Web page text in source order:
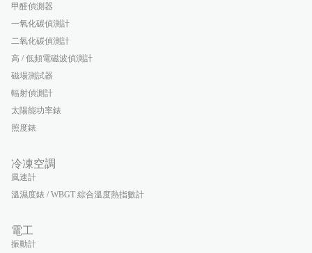
甲醛偵測器
一氧化碳偵測計
二氧化碳偵測計
高 / 低頻電磁波偵測計
磁場測試器
輻射偵測計
太陽能功率錶
照度錶
冷凍空調
風速計
溫濕度錶 / WBGT 綜合溫度熱指數計
電工
振動計